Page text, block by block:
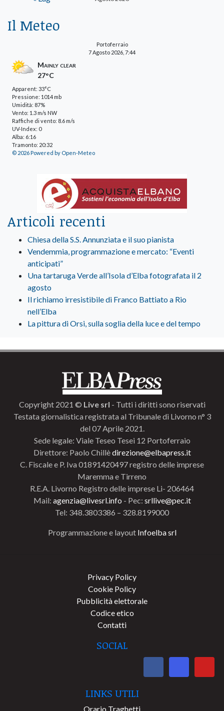
Il Meteo
Portoferraio
7 Agosto 2026, 7:44
Mainly clear
27°C
Apparent: 33°C
Pressione: 1014 mb
Umidità: 87%
Vento: 1.3 m/s NW
Raffiche di vento: 8.6 m/s
UV-Index: 0
Alba: 6:16
Tramonto: 20:32
© 2026 Powered by Open-Meteo
Articoli recenti
Chiesa della S.S. Annunziata e il suo pianista
Vendemmia, programmazione e mercato: “Eventi
anticipati”
Una tartaruga Verde all’Isola d’Elba fotografata il 2
agosto
Il richiamo irresistibile di Franco Battiato a Rio
nell’Elba
La pittura di Orsi, sulla soglia della luce e del tempo
Copyright 2021 © Live srl - Tutti i diritti sono riservati
Testata giornalistica registrata al Tribunale di Livorno n° 3
del 07 Aprile 2021.
Sede legale: Viale Teseo Tesei 12 Portoferraio
Direttore: Paolo Chillèdirezione@elbapress.it
C. Fiscale e P. Iva 01891420497 registro delle imprese
Maremma e Tirreno
R.E.A. Livorno Registro delle imprese Li- 206464
Mail: agenzia@livesrl.info - Pec: srllive@pec.it
Tel: 348.3803386 – 328.8199000
Programmazione e layout Infoelba srl
Privacy Policy
Cookie Policy
Pubblicità elettorale
Codice etico
Contatti
SOCIAL
LINKS UTILI
Orario Traghetti